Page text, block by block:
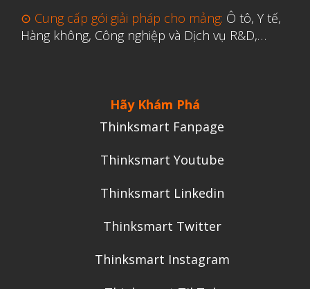
⊙ Cung cấp gói giải pháp cho mảng: Ô tô, Y tế,
Hàng không, Công nghiệp và Dịch vụ R&D,…
Hãy Khám Phá
Thinksmart Fanpage
Thinksmart Youtube
Thinksmart Linkedin
Thinksmart Twitter
Thinksmart Instagram